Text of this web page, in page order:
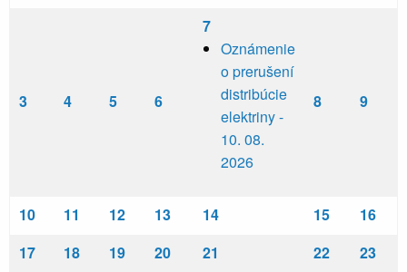
3 4 5 6
7
Oznámenie
o prerušení
distribúcie
elektriny -
10. 08.
2026
8 9
10 11 12 13 14 15
16
17
18 19 20 21 22
23